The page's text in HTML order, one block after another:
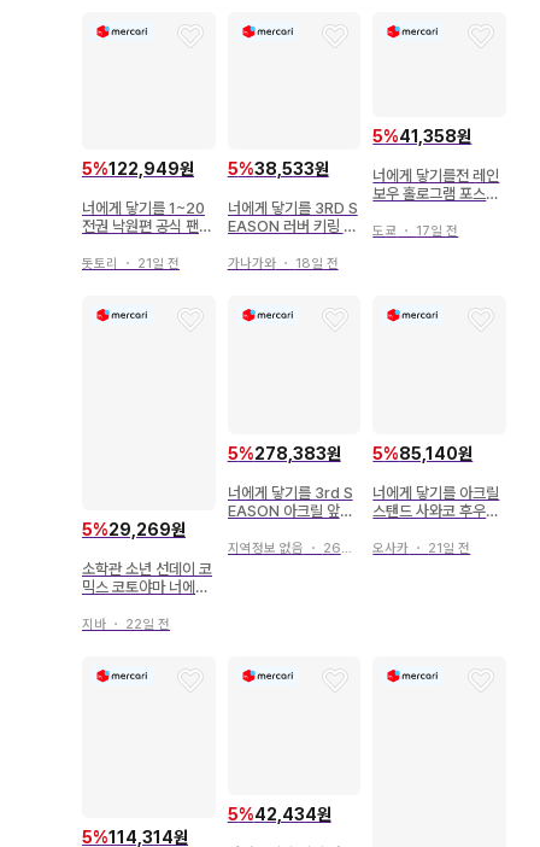
5%122,949원
너에게 닿기를 1~20
전권 낙원편 공식 팬북
돗토리 ・ 21일 전
5%38,533원
너에게 닿기를 3RD S
EASON 러버 키링 카
가나가와・ 18일 전
5%41,358원
너에게 닿기를전 레인
보우 홀로그램 포스터
하야 쇼타
도쿄 ・ 17일 전
5%29,269원
소학관 소년 선데이 코
믹스 코토야마 너에게
지바 ・ 22일 전
5%278,383원
너에게 닿기를 3rd S
EASON 아크릴 앞머
지역정보 없음 ・ 26일 전
5%85,140원
너에게 닿기를 아크릴
스탠드 사와코 후우바
오사카 ・ 21일 전
5%114,314원
5%42,434원